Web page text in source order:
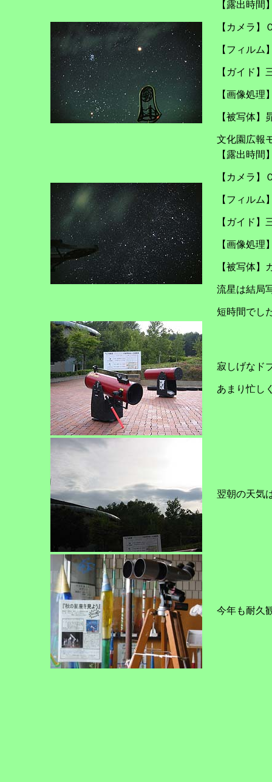
【露出時間
【カメラ
【フィル
【ガイド】
【画像処理
【被写体】
文化園広報
【露出時間
【カメラ
【フィル
【ガイド】
【画像処理
【被写体】
流星は結局
短時間でし
寂しげなド
あまり忙し
翌朝の天気
今年も耐久